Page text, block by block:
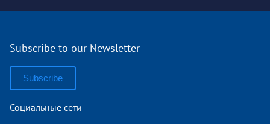
Subscribe to our Newsletter
Subscribe
Социальные сети